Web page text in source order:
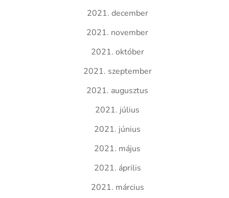
2021. december
2021. november
2021. október
2021. szeptember
2021. augusztus
2021. július
2021. június
2021. május
2021. április
2021. március